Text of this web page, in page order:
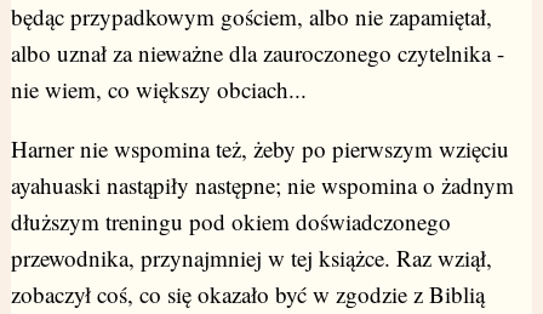
będąc przypadkowym gościem, albo nie zapamiętał,
albo uznał za nieważne dla zauroczonego czytelnika -
nie wiem, co większy obciach...
Harner nie wspomina też, żeby po pierwszym wzięciu
ayahuaski nastąpiły następne; nie wspomina o żadnym
dłuższym treningu pod okiem doświadczonego
przewodnika, przynajmniej w tej książce. Raz wziął,
zobaczył coś, co się okazało być w zgodzie z Biblią